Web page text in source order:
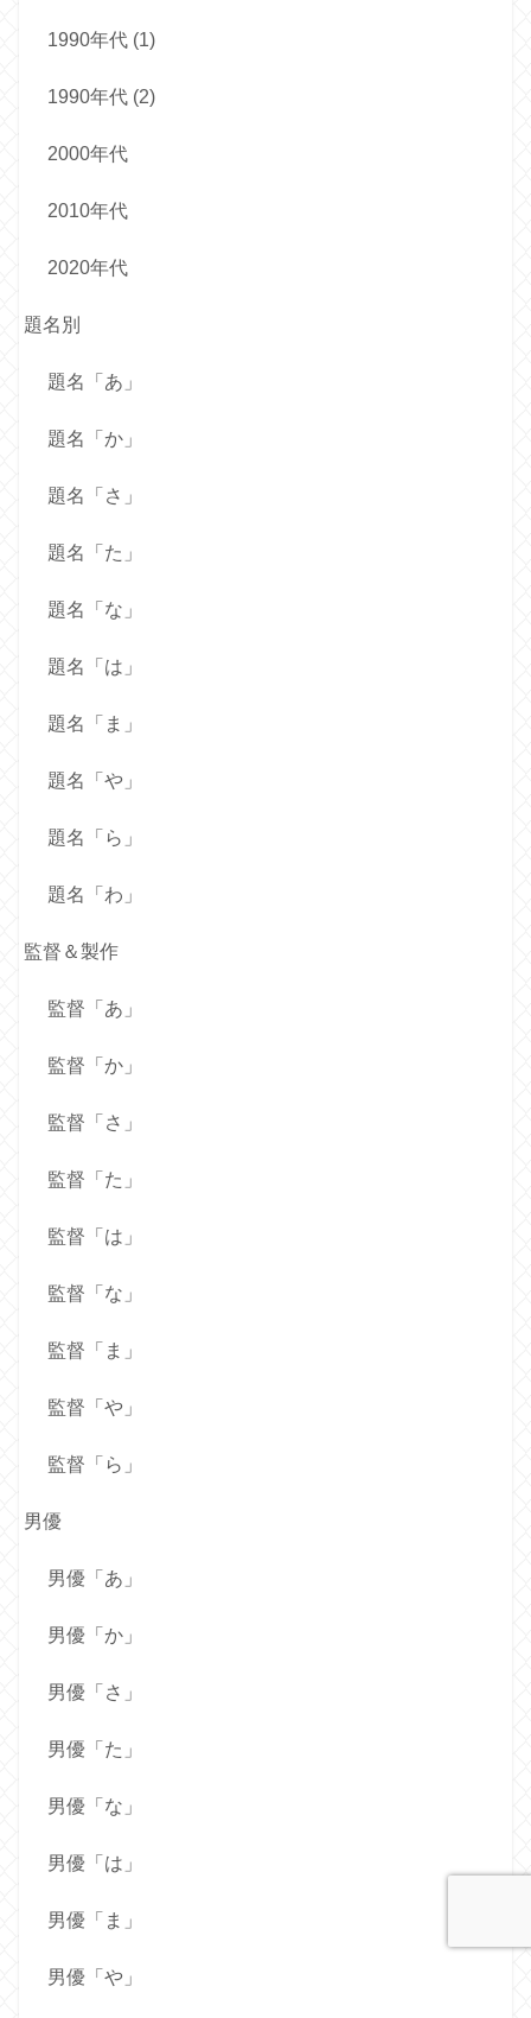
1990年代 (1)
1990年代 (2)
2000年代
2010年代
2020年代
題名別
題名「あ」
題名「か」
題名「さ」
題名「た」
題名「な」
題名「は」
題名「ま」
題名「や」
題名「ら」
題名「わ」
監督＆製作
監督「あ」
監督「か」
監督「さ」
監督「た」
監督「は」
監督「な」
監督「ま」
監督「や」
監督「ら」
男優
男優「あ」
男優「か」
男優「さ」
男優「た」
男優「な」
男優「は」
男優「ま」
男優「や」